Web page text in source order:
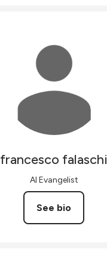
francesco falaschi
AI Evangelist
See bio